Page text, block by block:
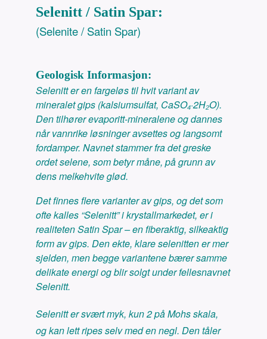
Selenitt / Satin Spar:
(Selenite / Satin Spar)
Geologisk Informasjon:
Selenitt er en fargeløs til hvit variant av
mineralet gips (kalsiumsulfat, CaSO₄·2H₂O).
Den tilhører evaporitt-mineralene og dannes
når vannrike løsninger avsettes og langsomt
fordamper. Navnet stammer fra det greske
ordet selene, som betyr måne, på grunn av
dens melkehvite glød.
Det finnes flere varianter av gips, og det som
ofte kalles “Selenitt” i krystallmarkedet, er i
realiteten Satin Spar – en fiberaktig, silkeaktig
form av gips. Den ekte, klare selenitten er mer
sjelden, men begge variantene bærer samme
delikate energi og blir solgt under fellesnavnet
Selenitt.
Selenitt er svært myk, kun 2 på Mohs skala,
og kan lett ripes selv med en negl. Den tåler